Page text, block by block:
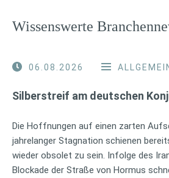
Wissenswerte
06.08.2026
Silberstreif am deutschen
Die Hoffnungen auf einen zarten
jahrelanger Stagnation schienen
wieder obsolet zu sein. Infolge des
Blockade der Straße von Hormus